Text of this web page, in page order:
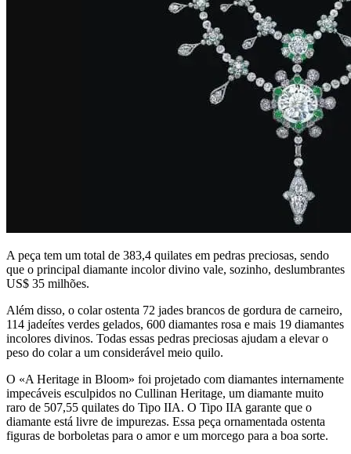
A peça tem um total de 383,4 quilates em pedras preciosas, sendo
que o principal diamante incolor divino vale, sozinho, deslumbrantes
US$ 35 milhões.
Além disso, o colar ostenta 72 jades brancos de gordura de carneiro,
114 jadeítes verdes gelados, 600 diamantes rosa e mais 19 diamantes
incolores divinos. Todas essas pedras preciosas ajudam a elevar o
peso do colar a um considerável meio quilo.
O «A Heritage in Bloom» foi projetado com diamantes internamente
impecáveis esculpidos no Cullinan Heritage, um diamante muito
raro de 507,55 quilates do Tipo IIA. O Tipo IIA garante que o
diamante está livre de impurezas. Essa peça ornamentada ostenta
figuras de borboletas para o amor e um morcego para a boa sorte.